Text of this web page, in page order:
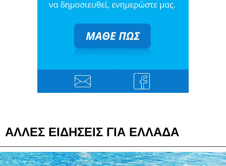
ΑΛΛΕΣ ΕΙΔΗΣΕΙΣ ΓΙΑ ΕΛΛΑΔΑ